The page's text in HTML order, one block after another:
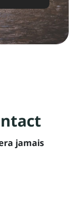
jamais